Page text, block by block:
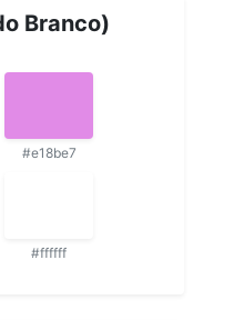
Branco)
#e18be7
#ffffff